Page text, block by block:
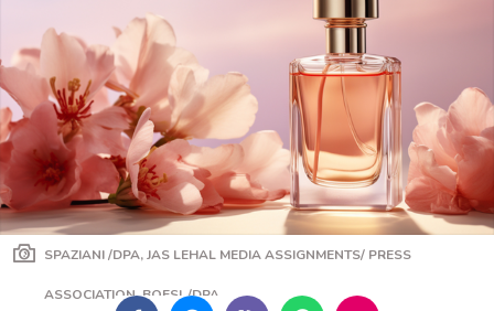
SPAZIANI /DPA, JAS LEHAL MEDIA ASSIGNMENTS/ PRESS
ASSOCIATION, BOESL/DPA